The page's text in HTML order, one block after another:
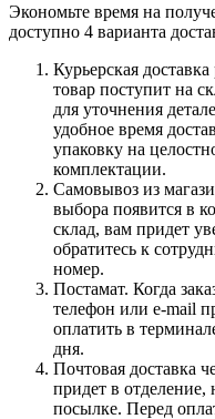
Экономьте время на
доступно 4 варианта
Курьерская
товар поступит на
для уточнения
удобное время
упаковку на
комплектации.
Самовывоз из
выбора появится в
склад, вам придет
обратитесь к
номер.
Постамат. Когда
телефон или e-mail
оплатить в
дня.
Почтовая доставка
придет в отделение,
посылке. Перед